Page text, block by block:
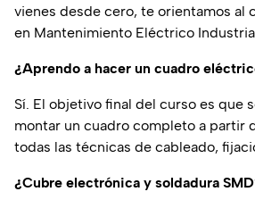
vienes desde cero, te orientamos al
en Mantenimiento Eléctrico
¿Aprendo a hacer un cuadro
Sí. El objetivo final del curso es que
montar un cuadro completo a partir
todas las técnicas de cableado,
¿Cubre electrónica y soldadura